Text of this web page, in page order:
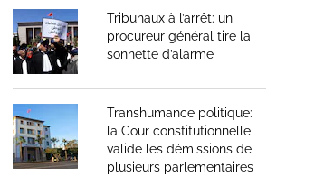
Tribunaux à l’arrêt: un
procureur général tire la
sonnette d’alarme
Transhumance politique:
la Cour constitutionnelle
valide les démissions de
plusieurs parlementaires